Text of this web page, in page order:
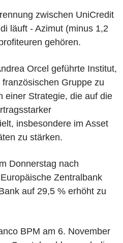
zwischen UniCredit
läuft - Azimut (minus 1,2
gehören.
Orcel geführte Institut,
Gruppe zu
einer Strategie, die auf die
insbesondere im Asset
zu stärken.
Donnerstag nach
Zentralbank
auf 29,5 % erhöht zu
BPM am 6. November